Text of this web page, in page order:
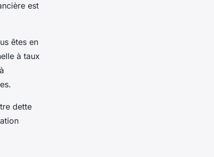
est
êtes en
à taux
dette